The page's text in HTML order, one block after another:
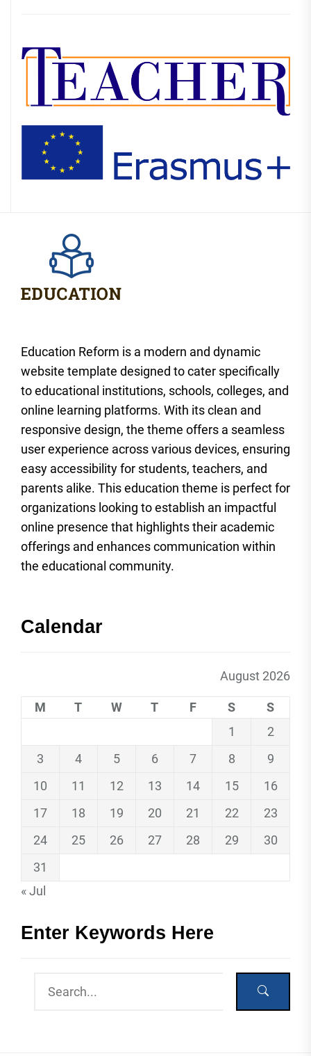
Education Reform is a modern and dynamic
website template designed to cater specifically
to educational institutions, schools, colleges, and
online learning platforms. With its clean and
responsive design, the theme offers a seamless
user experience across various devices, ensuring
easy accessibility for students, teachers, and
parents alike. This education theme is perfect for
organizations looking to establish an impactful
online presence that highlights their academic
offerings and enhances communication within
the educational community.
Calendar
August 2026
M T W T F S
S
1
2
3
4 5 6 7 8
9
10
11 12 13 14 15
16
17
18 19 20 21 22
23
24
25 26 27 28 29
30
31
« Jul
Enter Keywords Here